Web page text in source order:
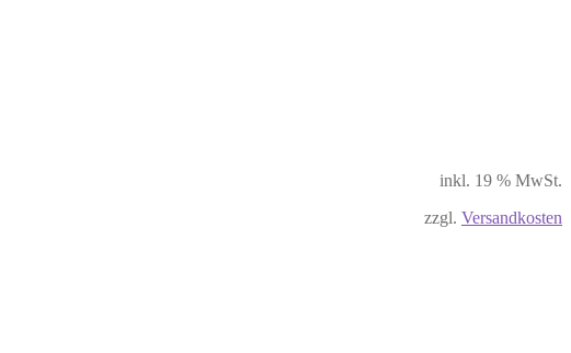
inkl. 19 % MwSt.
zzgl. Versandkosten